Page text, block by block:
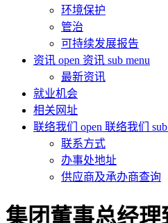
环境保护
管治
可持续发展报告
资讯 open 资讯 sub menu
最新资讯
就业机会
相关网址
联络我们 open 联络我们 sub
联系方式
办事处地址
供应商及承办商查询
集团董事总经理